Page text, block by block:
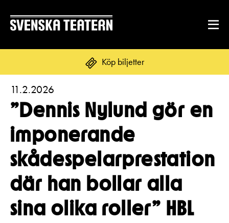
Köp biljetter
Suomi
REPERTOAR & BILJETTER
Repertoar
Kalender
Kundtjänst
Biljetter
DITT BESÖK
Mat & dryck
Publikarbete
GRUPPER & FÖRETAG
Grupper & teaterombud
”Dennis Nylund gör en
imponerande
skådespelarprestation
där han bollar alla
sina olika roller” HBL
11.2.2026